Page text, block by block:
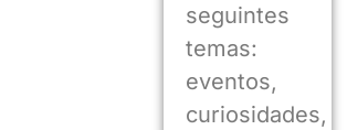
seguintes
temas:
eventos,
curiosidades,